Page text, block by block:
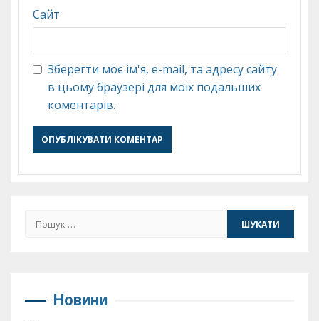
Сайт
Зберегти моє ім'я, e-mail, та адресу сайту
в цьому браузері для моїх подальших
коментарів.
Пошук:
Новини